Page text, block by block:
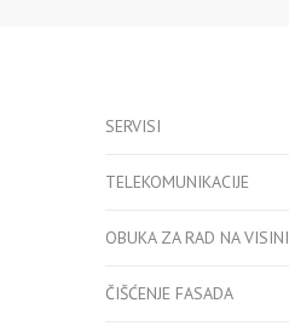
SERVISI
TELEKOMUNIKACIJE
OBUKA ZA RAD NA VISINI
ČIŠĆENJE FASADA